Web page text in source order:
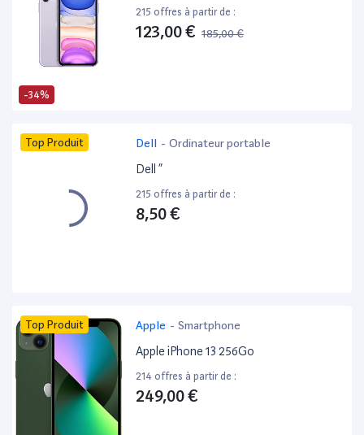
-34%
215 offres à partir de :
123,00 € 185,00 €
Top Produit Dell - Ordinateur portable
Dell ”
215 offres à partir de :
8,50 €
Top Produit Apple - Smartphone
Apple iPhone 13 256Go
214 offres à partir de :
249,00 €